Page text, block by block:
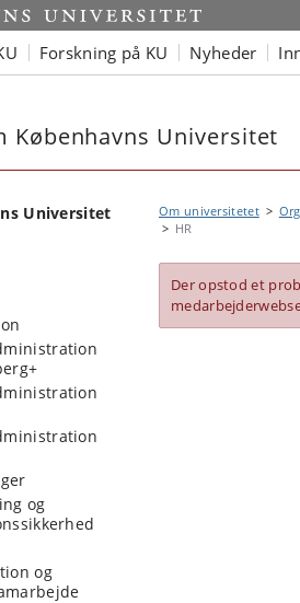
Forskning på KU Nyheder
Københavns Universitet
Universitet
og
og
Om universitetet
HR
Der opstod et